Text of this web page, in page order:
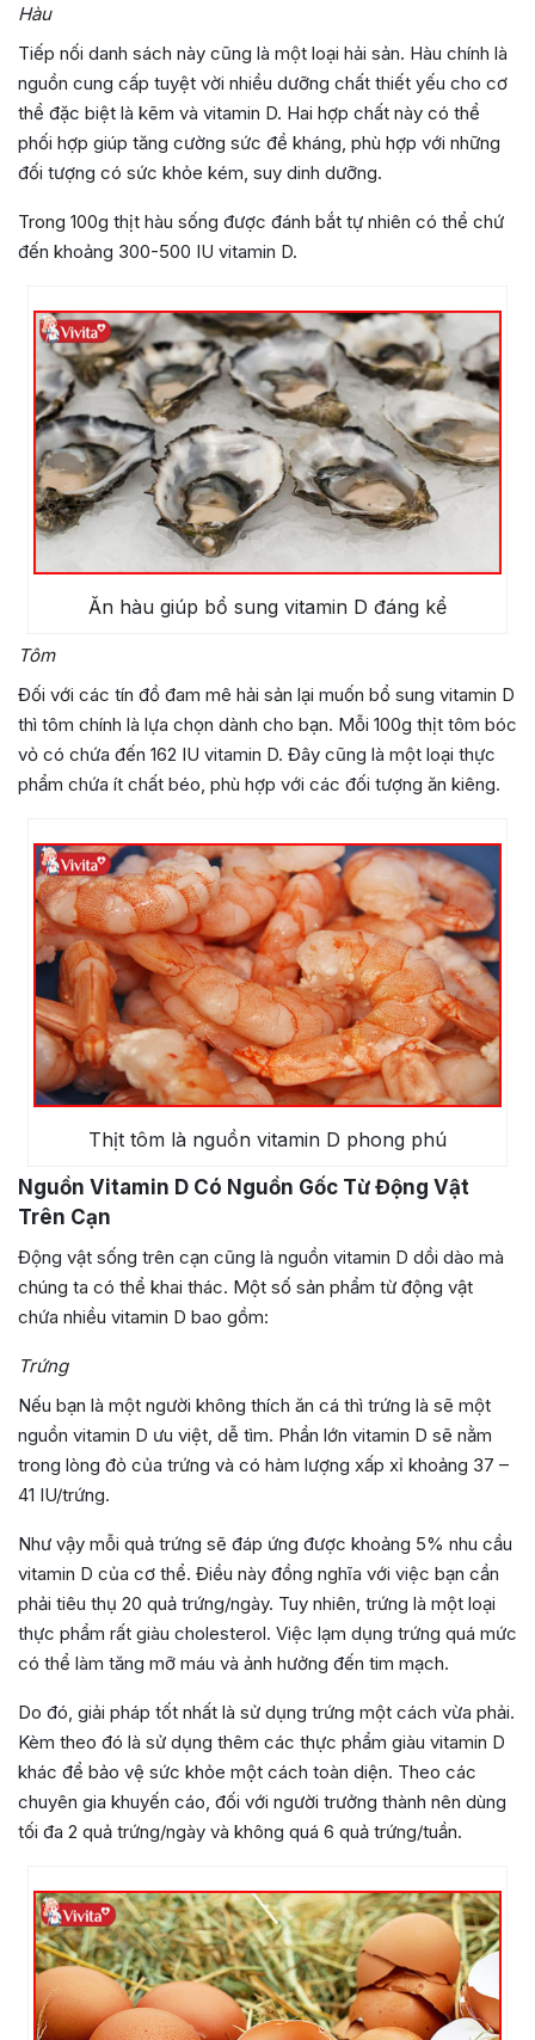
Hàu
Tiếp nối danh sách này cũng là một loại hải sản. Hàu chính là
nguồn cung cấp tuyệt vời nhiều dưỡng chất thiết yếu cho cơ
thể đặc biệt là kẽm và vitamin D. Hai hợp chất này có thể
phối hợp giúp tăng cường sức đề kháng, phù hợp với những
đối tượng có sức khỏe kém, suy dinh dưỡng.
Trong 100g thịt hàu sống được đánh bắt tự nhiên có thể chứ
đến khoảng 300-500 IU vitamin D.
Ăn hàu giúp bổ sung vitamin D đáng kể
Tôm
Đối với các tín đồ đam mê hải sản lại muốn bổ sung vitamin D
thì tôm chính là lựa chọn dành cho bạn. Mỗi 100g thịt tôm bóc
vỏ có chứa đến 162 IU vitamin D. Đây cũng là một loại thực
phẩm chứa ít chất béo, phù hợp với các đối tượng ăn kiêng.
Thịt tôm là nguồn vitamin D phong phú
Nguồn Vitamin D Có Nguồn Gốc Từ Động Vật
Trên Cạn
Động vật sống trên cạn cũng là nguồn vitamin D dồi dào mà
chúng ta có thể khai thác. Một số sản phẩm từ động vật
chứa nhiều vitamin D bao gồm:
Trứng
Nếu bạn là một người không thích ăn cá thì trứng là sẽ một
nguồn vitamin D ưu việt, dễ tìm. Phần lớn vitamin D sẽ nằm
trong lòng đỏ của trứng và có hàm lượng xấp xỉ khoảng 37 –
41 IU/trứng.
Như vậy mỗi quả trứng sẽ đáp ứng được khoảng 5% nhu cầu
vitamin D của cơ thể. Điều này đồng nghĩa với việc bạn cần
phải tiêu thụ 20 quả trứng/ngày. Tuy nhiên, trứng là một loại
thực phẩm rất giàu cholesterol. Việc lạm dụng trứng quá mức
có thể làm tăng mỡ máu và ảnh hưởng đến tim mạch.
Do đó, giải pháp tốt nhất là sử dụng trứng một cách vừa phải.
Kèm theo đó là sử dụng thêm các thực phẩm giàu vitamin D
khác để bảo vệ sức khỏe một cách toàn diện. Theo các
chuyên gia khuyến cáo, đối với người trưởng thành nên dùng
tối đa 2 quả trứng/ngày và không quá 6 quả trứng/tuần.